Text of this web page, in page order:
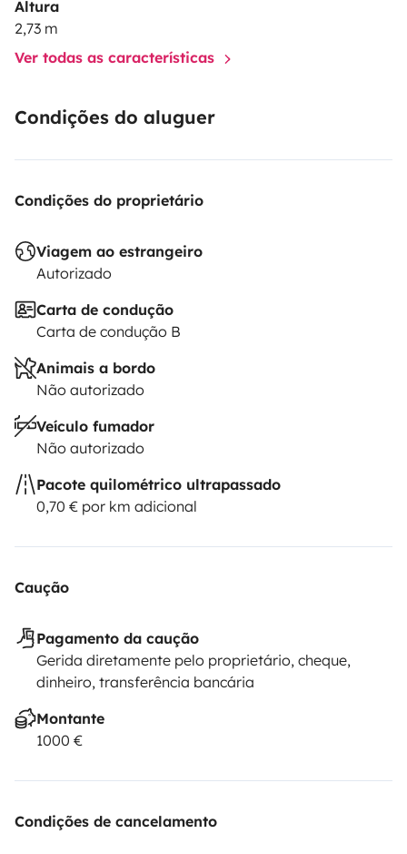
Altura
2,73 m
Ver todas as características
Condições do aluguer
Condições do proprietário
Viagem ao estrangeiro
Autorizado
Carta de condução
Carta de condução B
Animais a bordo
Não autorizado
Veículo fumador
Não autorizado
Pacote quilométrico ultrapassado
0,70 € por km adicional
Caução
Pagamento da caução
Gerida diretamente pelo proprietário, cheque,
dinheiro, transferência bancária
Montante
1000 €
Condições de cancelamento